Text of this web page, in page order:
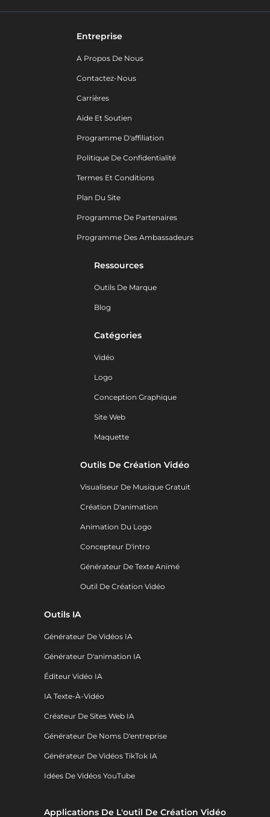
Entreprise
A Propos De Nous
Contactez-Nous
Carrières
Aide Et Soutien
Programme D'affiliation
Politique De Confidentialité
Termes Et Conditions
Plan Du Site
Programme De Partenaires
Programme Des Ambassadeurs
Ressources
Outils De Marque
Blog
Catégories
Vidéo
Logo
Conception Graphique
Site Web
Maquette
Outils De Création Vidéo
Visualiseur De Musique Gratuit
Création D'animation
Animation Du Logo
Concepteur D'intro
Générateur De Texte Animé
Outil De Création Vidéo
Outils IA
Générateur De Vidéos IA
Générateur D'animation IA
Éditeur Vidéo IA
IA Texte-À-Vidéo
Créateur De Sites Web IA
Générateur De Noms D'entreprise
Générateur De Vidéos TikTok IA
Idées De Vidéos YouTube
Applications De L'outil De Création Vidéo